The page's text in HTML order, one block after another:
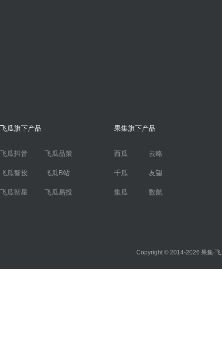
飞瓜旗下产品
飞瓜抖音 飞瓜品策
飞瓜智投 飞瓜B站
飞瓜智星 飞瓜易投
果集旗下产品
西瓜 云略
千瓜 友望
集瓜 数航
Copyright © 2014-2026 果集·